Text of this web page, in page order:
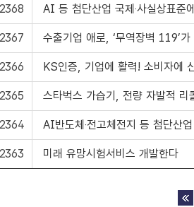
2368 AI 등 첨단산업 국제‧사실상표준
2367 수출기업 애로, ‘무역장벽 119’가
2366 KS인증, 기업에 활력! 소비자에
2365 스타벅스 가습기, 전량 자발적 리
2364 AI반도체‧전고체전지 등 첨단산
2363 미래 유망시험서비스 개발한다